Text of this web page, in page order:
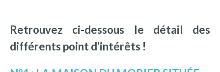
Retrouvez ci-dessous le détail des
différents point d’intérêts !